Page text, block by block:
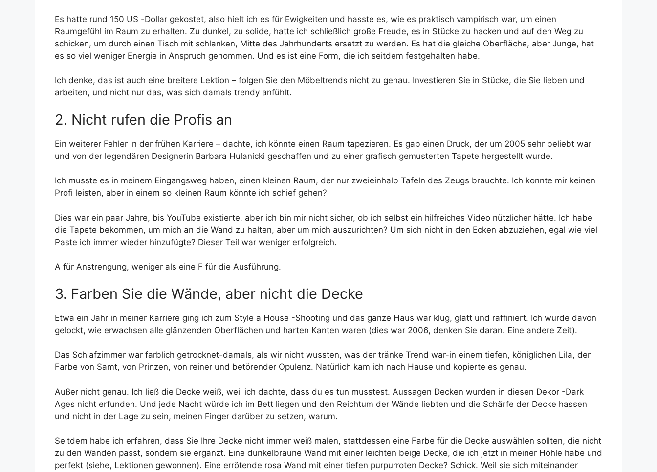
Es hatte rund 150 US -Dollar gekostet, also hielt ich es für Ewigkeiten und hasste es, wie es praktisch vampirisch war, um einen
Raumgefühl im Raum zu erhalten. Zu dunkel, zu solide, hatte ich schließlich große Freude, es in Stücke zu hacken und auf den Weg zu
schicken, um durch einen Tisch mit schlanken, Mitte des Jahrhunderts ersetzt zu werden. Es hat die gleiche Oberfläche, aber Junge, hat
es so viel weniger Energie in Anspruch genommen. Und es ist eine Form, die ich seitdem festgehalten habe.
Ich denke, das ist auch eine breitere Lektion – folgen Sie den Möbeltrends nicht zu genau. Investieren Sie in Stücke, die Sie lieben und
arbeiten, und nicht nur das, was sich damals trendy anfühlt.
2. Nicht rufen die Profis an
Ein weiterer Fehler in der frühen Karriere – dachte, ich könnte einen Raum tapezieren. Es gab einen Druck, der um 2005 sehr beliebt war
und von der legendären Designerin Barbara Hulanicki geschaffen und zu einer grafisch gemusterten Tapete hergestellt wurde.
Ich musste es in meinem Eingangsweg haben, einen kleinen Raum, der nur zweieinhalb Tafeln des Zeugs brauchte. Ich konnte mir keinen
Profi leisten, aber in einem so kleinen Raum könnte ich schief gehen?
Dies war ein paar Jahre, bis YouTube existierte, aber ich bin mir nicht sicher, ob ich selbst ein hilfreiches Video nützlicher hätte. Ich habe
die Tapete bekommen, um mich an die Wand zu halten, aber um mich auszurichten? Um sich nicht in den Ecken abzuziehen, egal wie viel
Paste ich immer wieder hinzufügte? Dieser Teil war weniger erfolgreich.
A für Anstrengung, weniger als eine F für die Ausführung.
3. Farben Sie die Wände, aber nicht die Decke
Etwa ein Jahr in meiner Karriere ging ich zum Style a House -Shooting und das ganze Haus war klug, glatt und raffiniert. Ich wurde davon
gelockt, wie erwachsen alle glänzenden Oberflächen und harten Kanten waren (dies war 2006, denken Sie daran. Eine andere Zeit).
Das Schlafzimmer war farblich getrocknet-damals, als wir nicht wussten, was der tränke Trend war-in einem tiefen, königlichen Lila, der
Farbe von Samt, von Prinzen, von reiner und betörender Opulenz. Natürlich kam ich nach Hause und kopierte es genau.
Außer nicht genau. Ich ließ die Decke weiß, weil ich dachte, dass du es tun musstest. Aussagen Decken wurden in diesen Dekor -Dark
Ages nicht erfunden. Und jede Nacht würde ich im Bett liegen und den Reichtum der Wände liebten und die Schärfe der Decke hassen
und nicht in der Lage zu sein, meinen Finger darüber zu setzen, warum.
Seitdem habe ich erfahren, dass Sie Ihre Decke nicht immer weiß malen, stattdessen eine Farbe für die Decke auswählen sollten, die nicht
zu den Wänden passt, sondern sie ergänzt. Eine dunkelbraune Wand mit einer leichten beige Decke, die ich jetzt in meiner Höhle habe und
perfekt (siehe, Lektionen gewonnen). Eine errötende rosa Wand mit einer tiefen purpurroten Decke? Schick. Weil sie sich miteinander